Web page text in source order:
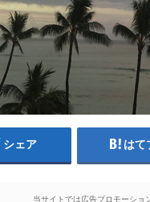
シェア はて
当サイトでは広告プロモーショ